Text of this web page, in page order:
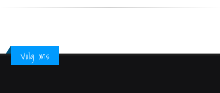
Volg ons